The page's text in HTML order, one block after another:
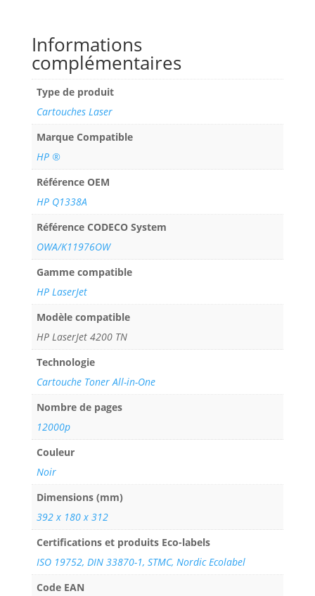
Informations
complémentaires
Type de produit
Cartouches Laser
Marque Compatible
HP ®
Référence OEM
HP Q1338A
Référence CODECO System
OWA/K11976OW
Gamme compatible
HP LaserJet
Modèle compatible
HP LaserJet 4200 TN
Technologie
Cartouche Toner All-in-One
Nombre de pages
12000p
Couleur
Noir
Dimensions (mm)
392 x 180 x 312
Certifications et produits Eco-labels
ISO 19752, DIN 33870-1, STMC, Nordic Ecolabel
Code EAN